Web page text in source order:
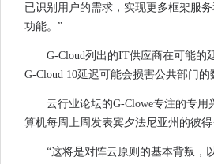
已识别用户的需求，实现更多框架服
功能。”
G-Cloud列出的IT供应商在可能的
G-Cloud 10延迟可能会损害公共部门的
云行业论坛的G-Clowe专注的专
算机每周上周发表宾夕法尼亚州的彼得
“这将是对阵云原则的基本背叛，